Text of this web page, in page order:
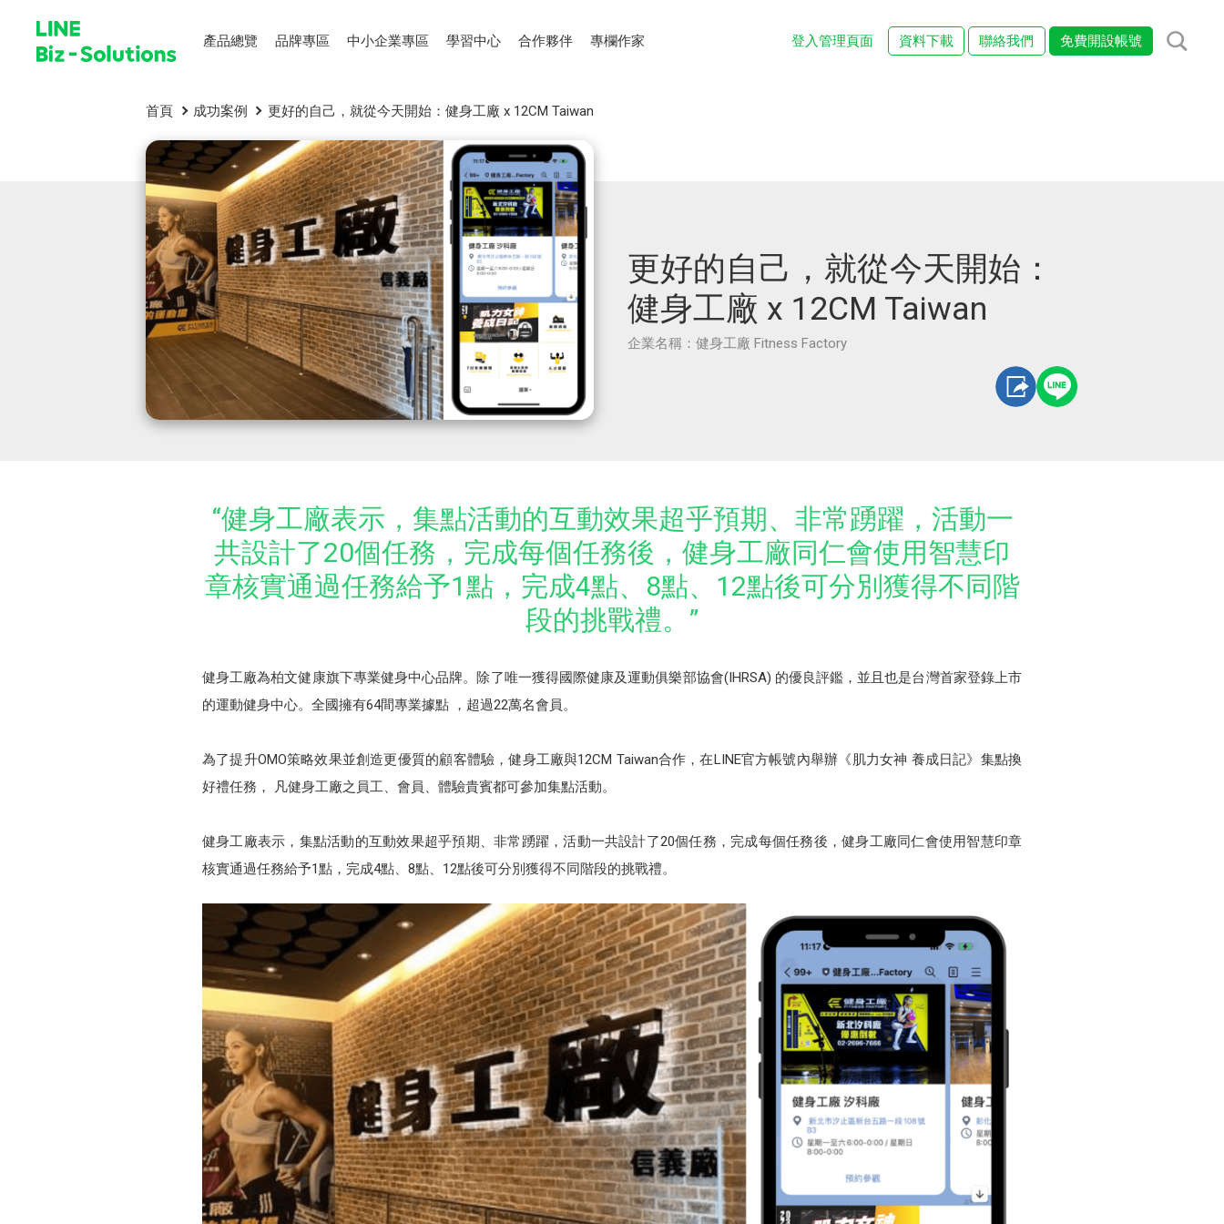
產品總覽 品牌專區 中小企業專區 學習中心 合作夥伴 專欄作家 登入管理頁面 資料下載 聯絡我們 免費開設帳號
首頁 成功案例 更好的自己，就從今天開始：健身工廠 x 12CM Taiwan
更好的自己，就從今天開始：
健身工廠 x 12CM Taiwan
企業名稱：健身工廠 Fitness Factory
“健身工廠表示，集點活動的互動效果超乎預期、非常踴躍，活動一
共設計了20個任務，完成每個任務後，健身工廠同仁會使用智慧印
章核實通過任務給予1點，完成4點、8點、12點後可分別獲得不同階
段的挑戰禮。”
健身工廠為柏文健康旗下專業健身中心品牌。除了唯一獲得國際健康及運動俱樂部協會(IHRSA) 的優良評鑑，並且也是台灣首家登錄上市
的運動健身中心。全國擁有64間專業據點 ，超過22萬名會員。
為了提升OMO策略效果並創造更優質的顧客體驗，健身工廠與12CM Taiwan合作，在LINE官方帳號內舉辦《肌力女神 養成日記》集點換
好禮任務， 凡健身工廠之員工、會員、體驗貴賓都可參加集點活動。
健身工廠表示，集點活動的互動效果超乎預期、非常踴躍，活動一共設計了20個任務，完成每個任務後，健身工廠同仁會使用智慧印章
核實通過任務給予1點，完成4點、8點、12點後可分別獲得不同階段的挑戰禮。